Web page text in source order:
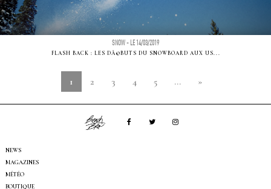
SNOW - LE 14/03/2019
FLASH BACK : LES DÃ©BUTS DU SNOWBOARD AUX US...
1 2 3 4 5 ... »
NEWS
MAGAZINES
MÉTÉO
BOUTIQUE